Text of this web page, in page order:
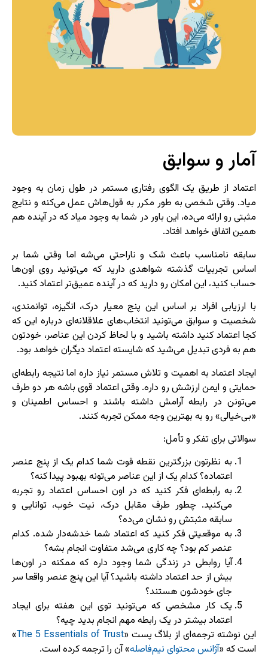
آمار و سوابق
اعتماد از طریق یک الگوی رفتاری مستمر در طول زمان به وجود
میاد. وقتی شخصی به طور مکرر به قول‌هاش عمل می‌کنه و نتایج
مثبتی رو ارائه می‌ده، این باور در شما به وجود میاد که در آینده هم
همین اتفاق خواهد افتاد.
سابقه نامناسب باعث شک و ناراحتی می‌شه اما وقتی شما بر
اساس تجربیات گذشته شواهدی دارید که می‌تونید روی اون‌ها
حساب کنید، این امکان رو دارید که در آینده عمیق‌تر اعتماد کنید.
با ارزیابی افراد بر اساس این پنج معیار درک، انگیزه، توانمندی،
شخصیت و سوابق می‌تونید انتخاب‌های علاقلانه‌ای درباره این که
کجا اعتماد کنید داشته باشید و با لحاظ کردن این عناصر، خودتون
هم به فردی تبدیل می‌شید که شایسته اعتماد دیگران خواهد بود.
ایجاد اعتماد به اهمیت و تلاش مستمر نیاز داره اما نتیجه رابطه‌ای
حمایتی و ایمن ارزشش رو داره. وقتی اعتماد قوی باشه هر دو طرف
می‌تونن در رابطه آرامش داشته باشند و احساس اطمینان و
«بی‌خیالی» رو به بهترین وجه ممکن تجربه کنند.
سوالاتی برای تفکر و تأمل:
به نظرتون بزرگترین نقطه قوت شما کدام یک از پنج عنصر
اعتماده؟ کدام یک از این عناصر می‌تونه بهبود پیدا کنه؟
به رابطه‌ای فکر کنید که در اون احساس اعتماد رو تجربه
می‌کنید. چطور طرف مقابل درک، نیت خوب، توانایی و
سابقه مثبتش رو نشان می‌ده؟
به موقعیتی فکر کنید که اعتماد شما خدشه‌دار شده. کدام
عنصر کم بود؟ چه کاری می‌شد متفاوت انجام بشه؟
آیا روابطی در زندگی شما وجود داره که ممکنه در اون‌ها
بیش از حد اعتماد داشته باشید؟ آیا این پنج عنصر واقعا سر
جای خودشون هستند؟
یک کار مشخصی که می‌تونید توی این هفته برای ایجاد
اعتماد بیشتر در یک رابطه مهم انجام بدید چیه؟
این نوشته ترجمه‌ای از بلاگ پست «The 5 Essentials of Trust
»
است که «آژانس محتوای نیم‌فاصله» آن را ترجمه کرده است.